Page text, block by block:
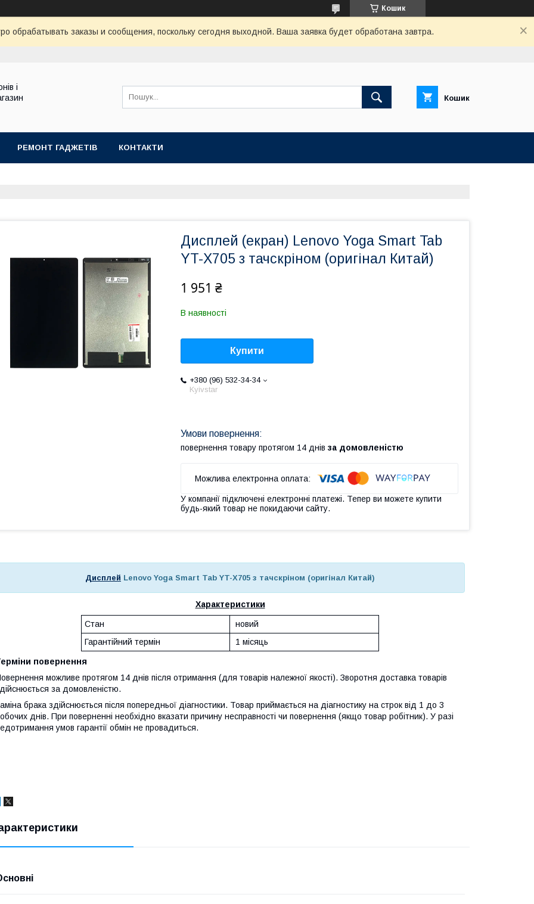
Кошик
обрабатывать заказы и сообщения, поскольку сегодня выходной. Ваша заявка будет обработана завтра.
і
Кошик
РЕМОНТ ГАДЖЕТІВ КОНТАКТИ
Дисплей (екран) Lenovo Yoga Smart Tab
YT-X705 з тачскріном (оригінал Китай)
1 951 ₴
В наявності
Купити
+380 (96) 532-34-34
Kyivstar
повернення товару протягом 14 днів за домовленістю
У компанії підключені електронні платежі. Тепер ви можете купити
будь-який товар не покидаючи сайту.
Дисплей Lenovo Yoga Smart Tab YT-X705 з тачскріном (оригінал Китай)
Характеристики
Стан
новий
Гарантійний термін
1 місяць
повернення
можливе протягом 14 днів після отримання (для товарів належної якості). Зворотня доставка товарів
за домовленістю.
брака здійснюється після попередньої діагностики. Товар приймається на діагностику на строк від 1 до 3
днів. При поверненні необхідно вказати причину несправності чи повернення (якщо товар робітник). У разі
умов гарантії обмін не провадиться.